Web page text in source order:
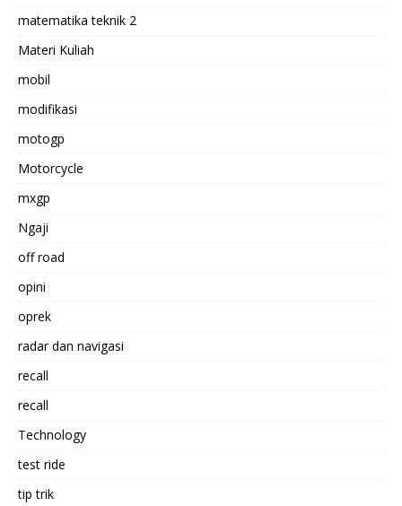
matematika teknik 2
Materi Kuliah
mobil
modifikasi
motogp
Motorcycle
mxgp
Ngaji
off road
opini
oprek
radar dan navigasi
recall
recall
Technology
test ride
tip trik